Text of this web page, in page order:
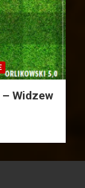
Widzew